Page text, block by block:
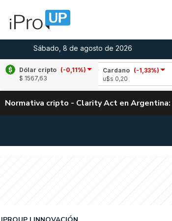
Sábado, 8 de agosto de 2026
Dólar cripto (-0,11%)
$ 1567,63
Cardano
(-1,33%)
Normativa cripto - Clarity Act en